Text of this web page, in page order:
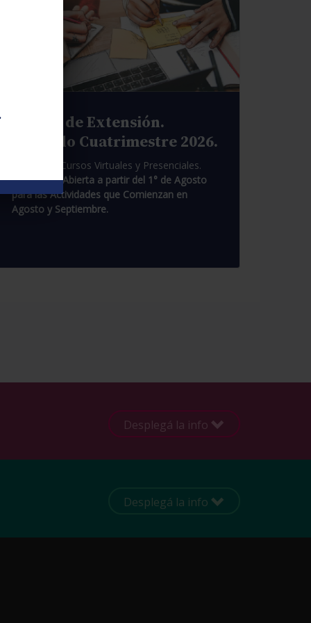
Cursos de Extensión.
Segundo Cuatrimestre 2026.
Pasantías. Cursos Virtuales y Presenciales.
Inscripción Abierta a partir del 1° de Agosto
para las Actividades que Comienzan en
Agosto y Septiembre.
Desplegá la info
Desplegá la info